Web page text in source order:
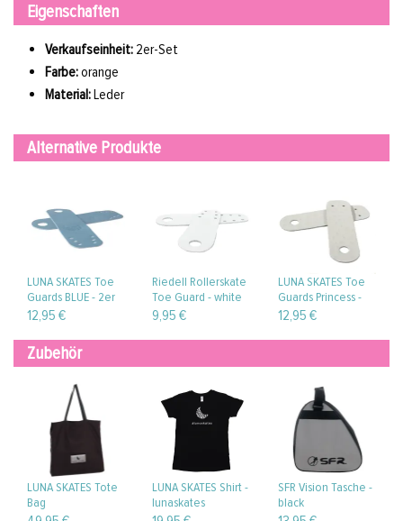
Eigenschaften
Verkaufseinheit: 2er-Set
Farbe:orange
Material:Leder
Alternative Produkte
LUNA SKATES Toe
Guards BLUE - 2er
Set
12,95 €
Riedell Rollerskate
Toe Guard - white
chapparel (2er-Set)
9,95 €
LUNA SKATES Toe
Guards Princess -
2er Set
12,95 €
Zubehör
LUNA SKATES Tote
Bag
LUNA SKATES Shirt -
lunaskates
SFR Vision Tasche -
black